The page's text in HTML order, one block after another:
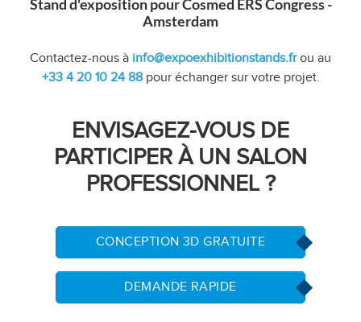
Stand d'exposition pour Cosmed ERS Congress -
Amsterdam
Contactez-nous à info@expoexhibitionstands.frou au
+33 4 20 10 24 88 pour échanger sur votre projet.
ENVISAGEZ-VOUS DE
PARTICIPER À UN SALON
PROFESSIONNEL ?
CONCEPTION 3D GRATUITE
DEMANDE RAPIDE